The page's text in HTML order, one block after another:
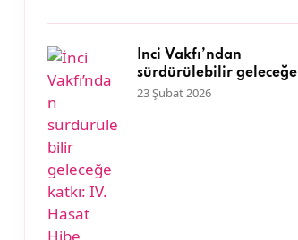
İnci Vakfı’ndan
sürdürülebilir geleceğe
katkı: IV. Hasat Hibe
23 Şubat 2026